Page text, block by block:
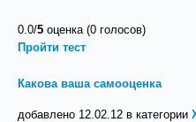
0.0/5 оценка (0 голосов)
Пройти тест
Какова ваша самооценка
добавлено 12.02.12 в категории